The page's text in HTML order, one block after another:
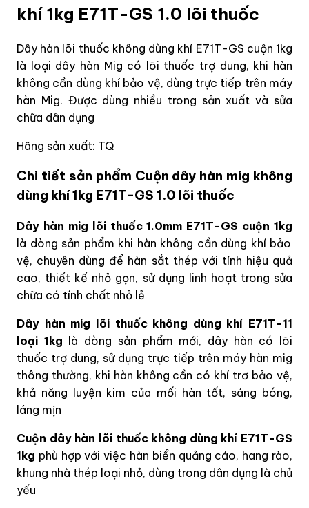
khí 1kg E71T-GS 1.0 lõi thuốc
Dây hàn lõi thuốc không dùng khí E71T-GS cuộn 1kg
là loại dây hàn Mig có lõi thuốc trợ dung, khi hàn
không cần dùng khí bảo vệ, dùng trực tiếp trên máy
hàn Mig. Được dùng nhiều trong sản xuất và sửa
chữa dân dụng
Hãng sản xuất: TQ
Chi tiết sản phẩm Cuộn dây hàn mig không
dùng khí 1kg E71T-GS 1.0 lõi thuốc
Dây hàn mig lõi thuốc 1.0mm E71T-GS cuộn 1kg
là dòng sản phẩm khi hàn không cần dùng khí bảo
vệ, chuyên dùng để hàn sắt thép với tính hiệu quả
cao, thiết kế nhỏ gọn, sử dụng linh hoạt trong sửa
chữa có tính chất nhỏ lẻ
Dây hàn mig lõi thuốc không dùng khí E71T-11
loại 1kg là dòng sản phẩm mới, dây hàn có lõi
thuốc trợ dung, sử dụng trực tiếp trên máy hàn mig
thông thường, khi hàn không cần có khí trơ bảo vệ,
khả năng luyện kim của mối hàn tốt, sáng bóng,
láng mịn
Cuộn dây hàn lõi thuốc không dùng khí E71T-GS
1kg phù hợp với việc hàn biển quảng cáo, hang rào,
khung nhà thép loại nhỏ, dùng trong dân dụng là chủ
yếu